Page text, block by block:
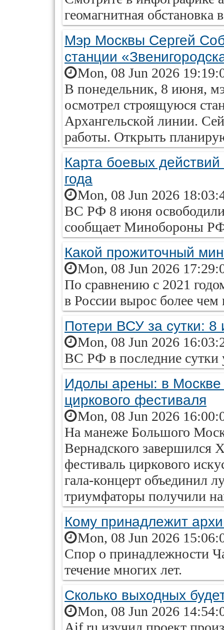
геомагнитная обстановка
Мэр Москвы Сергей
станции
Mon, 08 Jun 2026
В понедельник, 8 июня,
осмотрел строящуюся
Архангельской линии.
работы. Открыть
Карта боевых
года
Mon, 08 Jun 2026
ВС РФ 8 июня
сообщает Минобороны
Какой прожиточный
Mon, 08 Jun 2026
По сравнению с 2021
в России вырос более чем
Потери ВСУ за сутки: 8
Mon, 08 Jun 2026
ВС РФ в последние сутки
Идолы арены: в Москве
циркового фестиваля
Mon, 08 Jun 2026
На манеже Большого
Вернадского
фестиваль циркового
гала-концерт объединил
триумфаторы получили
Кому принадлежит
Mon, 08 Jun 2026
Спор о принадлежности
течение многих лет.
Сколько выходных
Mon, 08 Jun 2026